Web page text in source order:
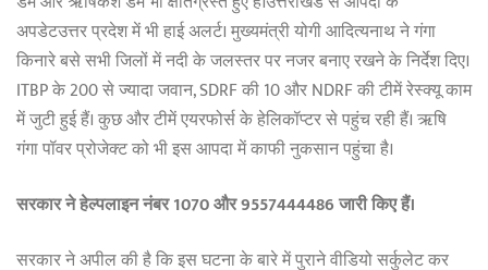
अपडेटउत्तर प्रदेश में भी हाई अलर्ट। मुख्यमंत्री योगी आदित्यनाथ ने गंगा
किनारे बसे सभी जिलों में नदी के जलस्तर पर नजर बनाए रखने के निर्देश दिए।
ITBP के 200 से ज्यादा जवान, SDRF की 10 और NDRF की टीमें रेस्क्यू काम
में जुटी हुई हैं। कुछ और टीमें एयरफोर्स के हेलिकॉप्टर से पहुंच रही हैं। ऋषि
गंगा पॉवर प्रोजेक्ट को भी इस आपदा में काफी नुकसान पहुंचा है।
सरकार ने हेल्पलाइन नंबर 1070 और 9557444486 जारी किए हैं।
सरकार ने अपील की है कि इस घटना के बारे में पुराने वीडियो सर्कुलेट कर